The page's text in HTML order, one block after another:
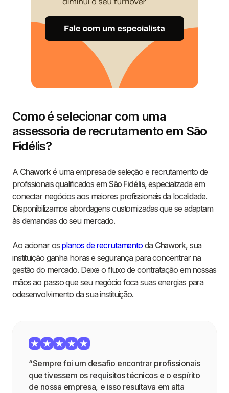
Como é selecionar com uma
assessoria de recrutamento em São
Fidélis?
A Chaworké uma empresa de seleção e recrutamento de
profissionais qualificados em São Fidélis, especializada em
conectar negócios aos maiores profissionais da localidade.
Disponibilizamos abordagens customizadas que se adaptam
às demandas do seu mercado.
Ao acionar os planos de recrutamento da Chawork, sua
instituição ganha horas e segurança para concentrar na
gestão do mercado. Deixe o fluxo de contratação em nossas
mãos ao passo que seu negócio foca suas energias para
odesenvolvimento da sua instituição.
“Sempre foi um desafio encontrar profissionais
que tivessem os requisitos técnicos e o espírito
de nossa empresa, e isso resultava em alta